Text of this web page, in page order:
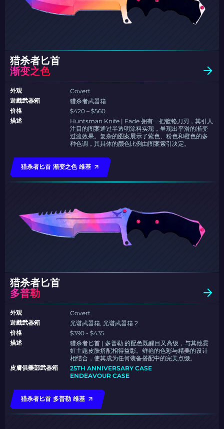
猎杀者匕首
渐变之色
外观
Covert
遊戲武器箱
猎杀者武器箱
价格
$420 – $560
描述
Huntsman Knife | Fade 拥有一把镀铬刀刃，其引人
注目的图案通过半透明涂料实现，呈现出平滑的渐变
过渡效果。复杂的图案展示了紫色、粉色和橙色的多
种色调，其具体的颜色比例由图案索引决定。
猎杀者匕首 渐变之色 维基
猎杀者匕首
多普勒
外观
Covert
遊戲武器箱
光谱武器箱, 光谱武器箱 2
价格
$390 - $435
描述
猎杀者匕首 | 多普勒 的配色既醒目又高级，与其他霓
虹主题皮肤搭配相得益彰。鲜艳的色彩与精美的设计
相结合，使其成为任何装备搭配中的完美点缀。
皮膚俱樂部武器箱
25TH ANNIVERSARY CASE
ENDEAVOUR CASE
猎杀者匕首 多普勒 维基